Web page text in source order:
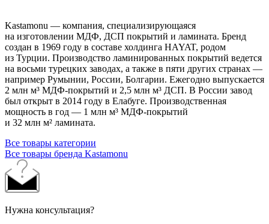
Kastamonu — компания, специализирующаяся
на изготовлении МДФ, ДСП покрытий и ламината. Бренд
создан в 1969 году в составе холдинга HAYAT, родом
из Турции. Производство ламинированных покрытий ведется
на восьми турецких заводах, а также в пяти других странах —
например Румынии, России, Болгарии. Ежегодно выпускается
2 млн м³ МДФ-покрытий и 2,5 млн м³ ДСП. В России завод
был открыт в 2014 году в Елабуге. Производственная
мощность в год — 1 млн м³ МДФ-покрытий
и 32 млн м² ламината.
Все товары категории
Все товары бренда Kastamonu
Нужна консультация?